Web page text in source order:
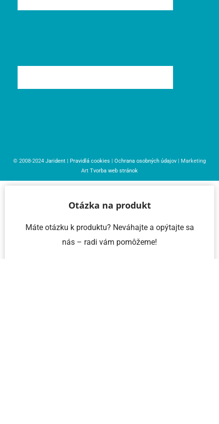
© 2008-2024 Jarident Pravidlá cookies Ochrana osobných údajov | Marketing
Art Tvorba web stránok
Otázka na produkt
Máte otázku k produktu? Neváhajte a opýtajte sa
nás – radi vám pomôžeme!